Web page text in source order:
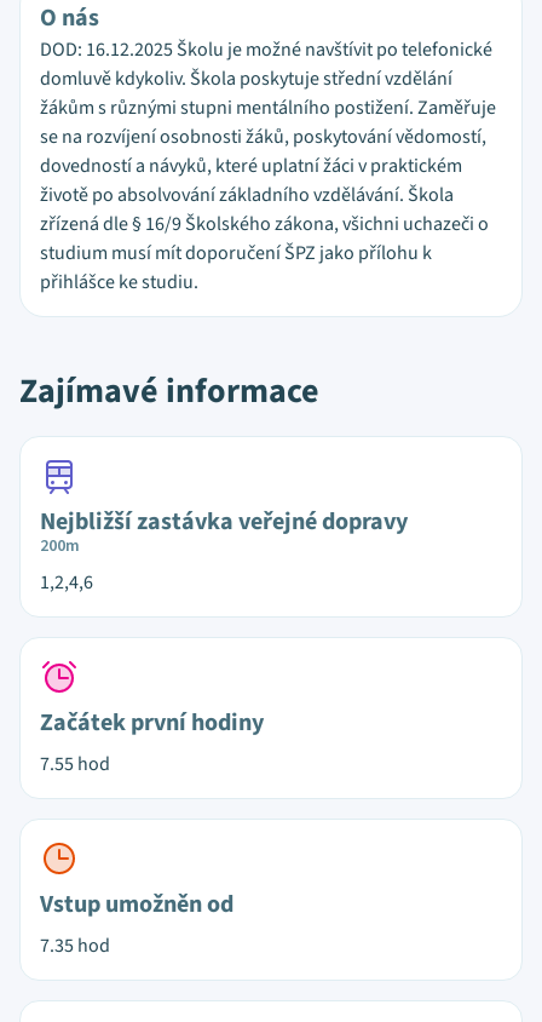
O nás
DOD: 16.12.2025 Školu je možné navštívit po telefonické
domluvě kdykoliv. Škola poskytuje střední vzdělání
žákům s různými stupni mentálního postižení. Zaměřuje
se na rozvíjení osobnosti žáků, poskytování vědomostí,
dovedností a návyků, které uplatní žáci v praktickém
životě po absolvování základního vzdělávání. Škola
zřízená dle § 16/9 Školského zákona, všichni uchazeči o
studium musí mít doporučení ŠPZ jako přílohu k
přihlášce ke studiu.
Zajímavé informace
Nejbližší zastávka veřejné dopravy
200m
1,2,4,6
Začátek první hodiny
7.55 hod
Vstup umožněn od
7.35 hod